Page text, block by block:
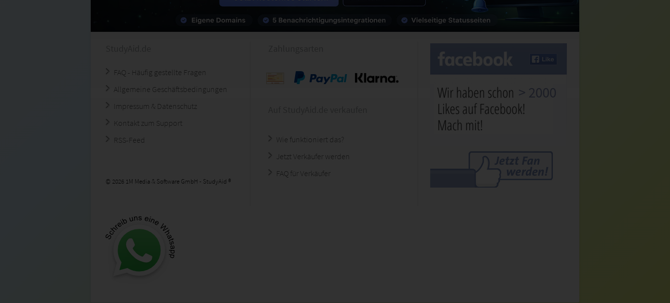
FAQ - Häufig gestellte Fragen
Allgemeine Geschäftsbedingungen
Impressum & Datenschutz
Kontakt zum Support
RSS-Feed
© 2026 1M Media & Software GmbH - StudyAid ®
Wie funktioniert das?
Jetzt Verkäufer werden
FAQ für Verkäufer
> 2000